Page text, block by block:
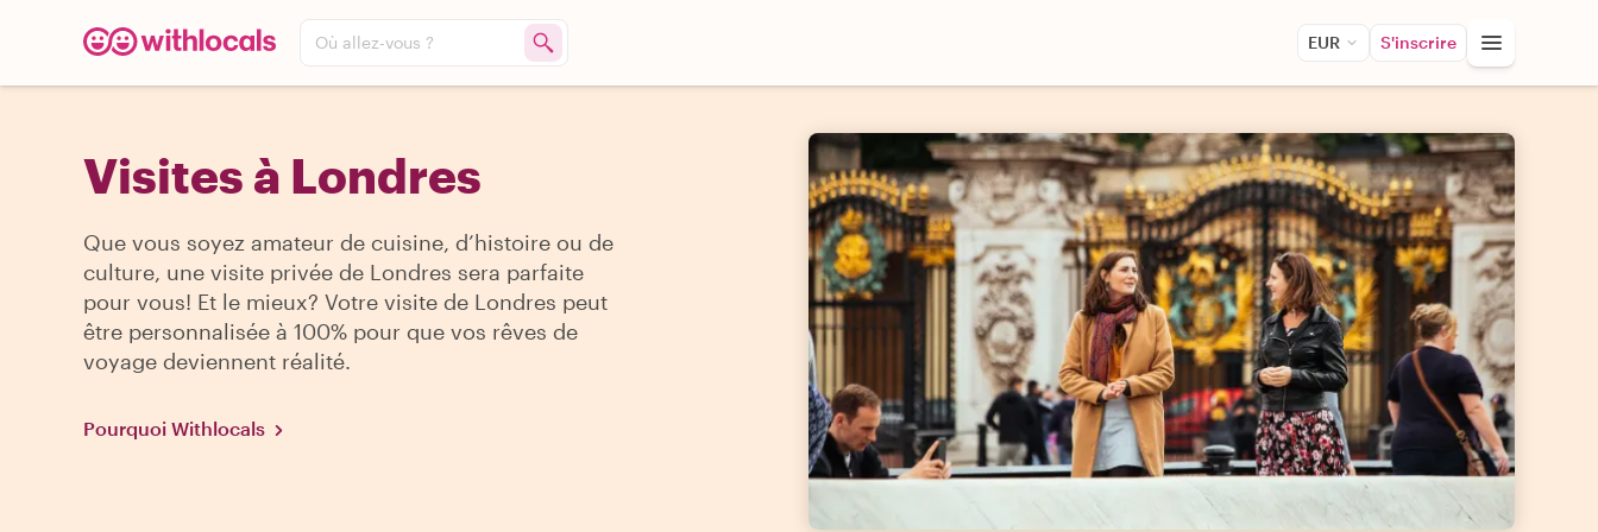
Où allez-vous ? EUR S'inscrire
Visites à Londres
Que vous soyez amateur de cuisine, d’histoire ou de
culture, une visite privée de Londres sera parfaite
pour vous! Et le mieux? Votre visite de Londres peut
être personnalisée à 100% pour que vos rêves de
voyage deviennent réalité.
Pourquoi Withlocals